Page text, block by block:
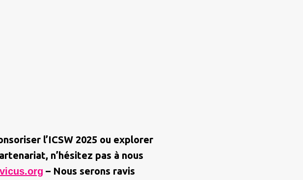
l’ICSW 2025 ou explorer
n’hésitez pas à nous
– Nous serons ravis